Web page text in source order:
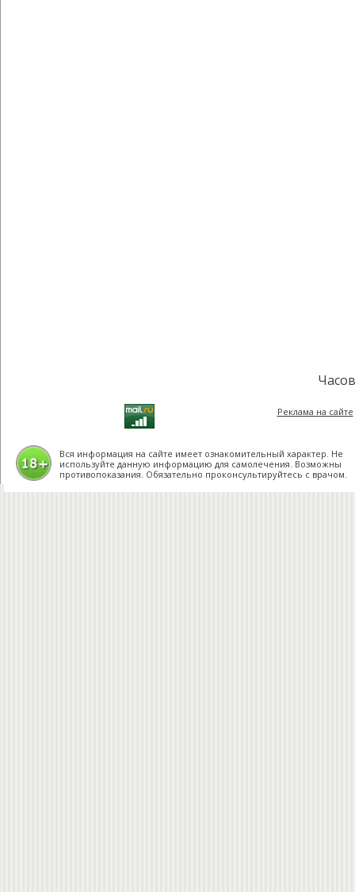
Реклама на сайте
Вся информация на сайте имеет ознакомительный характер. Не
используйте данную информацию для самолечения. Возможны
противопоказания. Обязательно проконсультируйтесь с врачом.